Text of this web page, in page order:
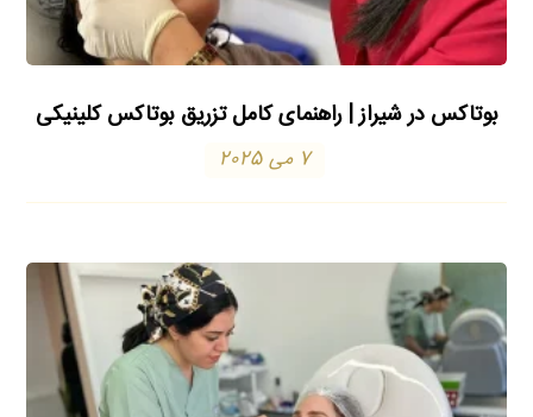
بوتاکس در شیراز | راهنمای کامل تزریق بوتاکس کلینیکی
7 می 2025